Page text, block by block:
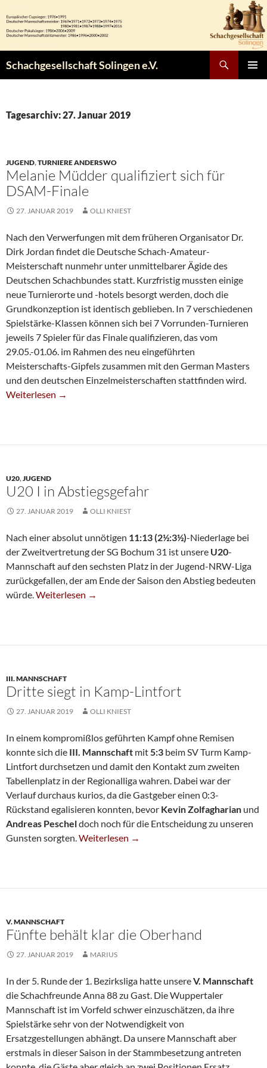
Inhalt
springen
Schachgesellschaft Solingen e.V.
Tagesarchiv: 27. Januar 2019
JUGEND,TURNIERE ANDERSWO
Melanie Müdder qualifiziert sich für
DSAM-Finale
27. JANUAR 2019 OLLI KNIEST
Nach den Verwerfungen mit dem früheren Organisator Dr.
Dirk Jordan findet die Deutsche Schach-Amateur-
Meisterschaft nunmehr unter unmittelbarer Ägide des
Deutschen Schachbundes statt. Kurzfristig mussten einige
neue Turnierorte und -hotels besorgt werden, doch die
Grundkonzeption ist identisch geblieben. In 7 verschiedenen
Spielstärke-Klassen können sich bei 7 Vorrunden-Turnieren
jeweils 7 Spieler für das Finale qualifizieren, das vom
29.05.-01.06. im Rahmen des neu eingeführten
Meisterschafts-Gipfels zusammen mit den German Masters
und den deutschen Einzelmeisterschaften stattfinden wird.
Melanie Müdder Qualifiziert Sich Für DSAM-Finale
Weiterlesen →
U20,JUGEND
U20 I in Abstiegsgefahr
27. JANUAR 2019 OLLI KNIEST
Nach einer absolut unnötigen 11:13 (2½:3½)-Niederlage bei
der Zweitvertretung der SG Bochum 31 ist unsere U20-
Mannschaft auf den sechsten Platz in der Jugend-NRW-Liga
zurückgefallen, der am Ende der Saison den Abstieg bedeuten
würde.U20 I In Abstiegsgefahr
Weiterlesen →
III. MANNSCHAFT
Dritte siegt in Kamp-Lintfort
27. JANUAR 2019 OLLI KNIEST
In einem kompromißlos geführten Kampf ohne Remisen
konnte sich die III. Mannschaft mit5:3 beim SV Turm Kamp-
Lintfort durchsetzen und damit den Kontakt zum zweiten
Tabellenplatz in der Regionalliga wahren. Dabei war der
Verlauf durchaus kurios, da die Gastgeber einen 0:3-
Rückstand egalisieren konnten, bevor Kevin Zolfagharian und
Andreas Pescheldoch noch für die Entscheidung zu unseren
Gunsten sorgten.Dritte Siegt In Kamp-Lintfort
Weiterlesen →
V. MANNSCHAFT
Fünfte behält klar die Oberhand
27. JANUAR 2019 MARIUS
In der 5. Runde der 1. Bezirksliga hatte unsereV. Mannschaft
die Schachfreunde Anna 88 zu Gast. Die Wuppertaler
Mannschaft ist im Vorfeld schwer einzuschätzen, da ihre
Spielstärke sehr von der Notwendigkeit von
Ersatzgestellungen abhängt. Da unsere Mannschaft aber
erstmals in dieser Saison in der Stammbesetzung antreten